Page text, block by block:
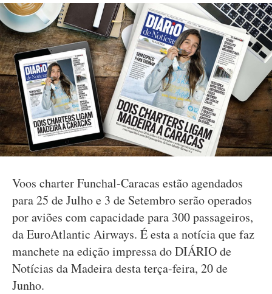
Voos charter Funchal-Caracas estão agendados
para 25 de Julho e 3 de Setembro serão operados
por aviões com capacidade para 300 passageiros,
da EuroAtlantic Airways. É esta a notícia que faz
manchete na edição impressa do DIÁRIO de
Notícias da Madeira desta terça-feira, 20 de
Junho.